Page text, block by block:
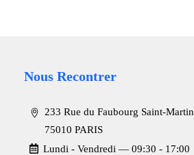
Nous Recontrer
233 Rue du Faubourg Saint-Martin
75010 PARIS
Lundi - Vendredi ― 09:30 - 17:00